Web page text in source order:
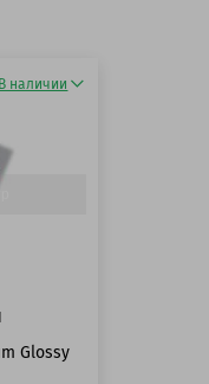
В наличии
Glossy